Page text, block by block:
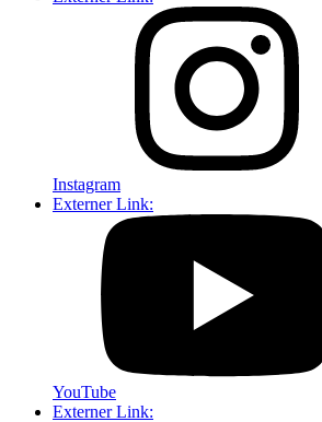
Instagram
Externer Link:
YouTube
Externer Link: